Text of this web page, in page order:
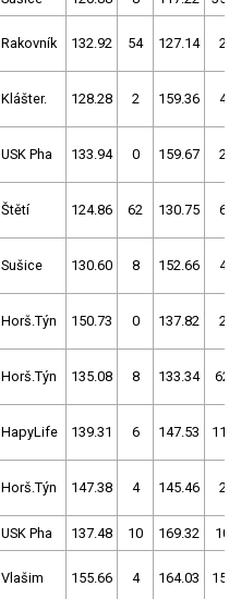
Rakovník 132.92 54 127.14 2
Klášter. 128.28 2 159.36 4
USK Pha 133.94 0 159.67 2
Štětí 124.86 62 130.75 6
Sušice 130.60 8 152.66 4
Horš.Týn 150.73 0 137.82 2
Horš.Týn 135.08 8 133.34 62
HapyLife 139.31 6 147.53 110
Horš.Týn 147.38 4 145.46 2
USK Pha 137.48 10 169.32 10
Vlašim 155.66 4 164.03 158